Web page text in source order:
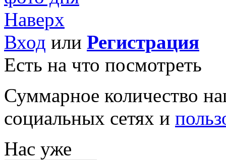
Наверх
Вход или Регистрация
Есть на что посмотреть
Суммарное количество
социальных сетях и
Нас уже